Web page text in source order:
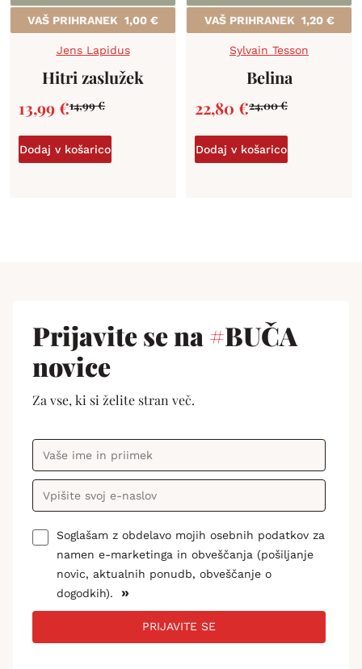
VAŠ PRIHRANEK 1,00 €
Jens Lapidus
Hitri zaslužek
14,99€
13,99€
Dodaj v košarico
VAŠ PRIHRANEK 1,20 €
Sylvain Tesson
Belina
24,00€
22,80 €
Dodaj v košarico
Prijavite se na#BUČA
novice
Za vse, ki si želite stran več.
Soglašam z obdelavo mojih osebnih podatkov za
namen e-marketinga in obveščanja (pošiljanje
novic, aktualnih ponudb, obveščanje o
dogodkih).
»
PRIJAVITE SE